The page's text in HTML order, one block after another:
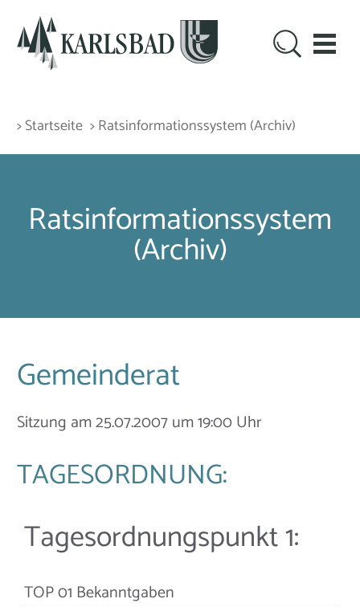
> Startseite > Rats­informations­system (Archiv)
Rats­informations­system
(Archiv)
Gemeinderat
Sitzung am 25.07.2007 um 19:00 Uhr
TAGESORDNUNG:
Tagesordnungspunkt 1:
TOP 01 Bekanntgaben